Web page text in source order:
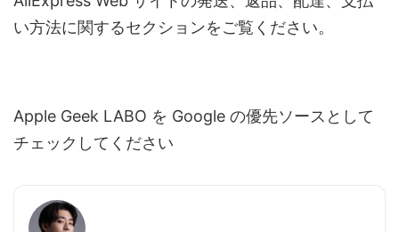
い方法に関するセクションをご覧ください。
Apple Geek LABO を Google の優先ソースとして
チェックしてください